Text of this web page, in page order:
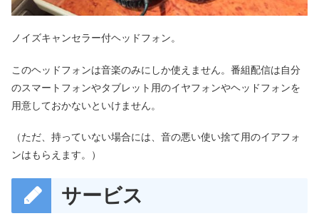
ノイズキャンセラー付ヘッドフォン。
このヘッドフォンは音楽のみにしか使えません。番組配信は自分
のスマートフォンやタブレット用のイヤフォンやヘッドフォンを
用意しておかないといけません。
（ただ、持っていない場合には、音の悪い使い捨て用のイアフォ
ンはもらえます。）
サービス